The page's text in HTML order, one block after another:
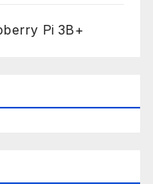
Pi 3B+